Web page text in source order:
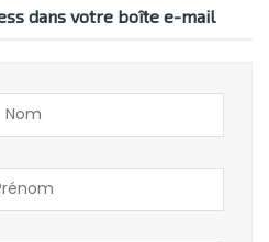
dans votre boîte e-mail